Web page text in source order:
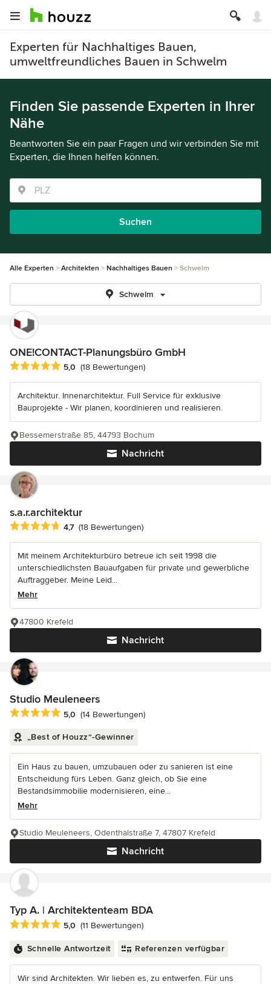
Experten für Nachhaltiges Bauen,
umweltfreundliches Bauen in Schwelm
Finden Sie passende Experten in Ihrer
Nähe
Beantworten Sie ein paar Fragen und wir verbinden Sie mit
Experten, die Ihnen helfen können.
Suchen
Alle Experten Architekten Nachhaltiges Bauen Schwelm
Schwelm
ONE!CONTACT-Planungsbüro GmbH
Durchschnittliche Bewertung: 5 von 5 Sternen
5,0 (18 Bewertungen)
Architektur. Innenarchitektur. Full Service für exklusive
Bauprojekte - Wir planen, koordinieren und realisieren.
Nachricht
Bessemerstraße 85, 44793 Bochum
s.a.r.architektur
Durchschnittliche Bewertung: 4.7 von 5 Sternen
4,7 (18 Bewertungen)
Mit meinem Architekturbüro betreue ich seit 1998 die
unterschiedlichsten Bauaufgaben für private und gewerbliche
Auftraggeber. Meine Leid...
Mehr
Nachricht
47800 Krefeld
Studio Meuleneers
Durchschnittliche Bewertung: 5 von 5 Sternen
5,0 (14 Bewertungen)
„Best of Houzz“-Gewinner
Ein Haus zu bauen, umzubauen oder zu sanieren ist eine
Entscheidung fürs Leben. Ganz gleich, ob Sie eine
Bestandsimmobilie modernisieren, eine...
Mehr
Nachricht
Studio Meuleneers, Odenthalstraße 7, 47807 Krefeld
Typ A. | Architektenteam BDA
Durchschnittliche Bewertung: 5 von 5 Sternen
5,0 (11 Bewertungen)
Schnelle Antwortzeit Referenzen verfügbar
Wir sind Architekten. Wir lieben es, zu entwerfen. Für uns